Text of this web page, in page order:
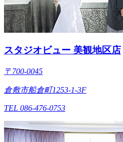
スタジオビュー 美観地区店
〒700-0045
倉敷市船倉町1253-1-3F
TEL 086-476-0753